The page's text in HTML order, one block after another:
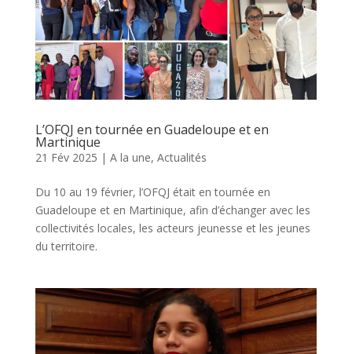
L’OFQJ en tournée en Guadeloupe et en
Martinique
21 Fév 2025 | A la une, Actualités
Du 10 au 19 février, l’OFQJ était en tournée en
Guadeloupe et en Martinique, afin d’échanger avec les
collectivités locales, les acteurs jeunesse et les jeunes
du territoire.